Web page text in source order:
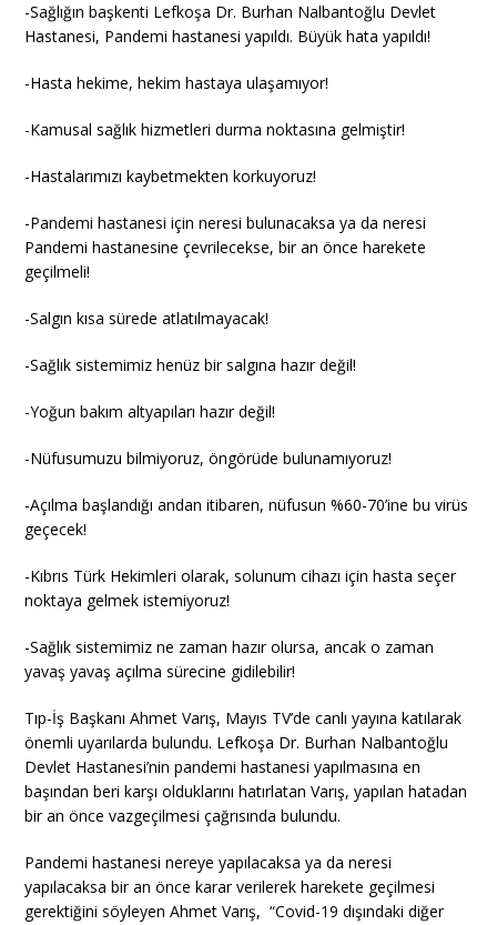
-Sağlığın başkenti Lefkoşa Dr. Burhan Nalbantoğlu Devlet
Hastanesi, Pandemi hastanesi yapıldı. Büyük hata yapıldı!
-Hasta hekime, hekim hastaya ulaşamıyor!
-Kamusal sağlık hizmetleri durma noktasına gelmiştir!
-Hastalarımızı kaybetmekten korkuyoruz!
-Pandemi hastanesi için neresi bulunacaksa ya da neresi
Pandemi hastanesine çevrilecekse, bir an önce harekete
geçilmeli!
-Salgın kısa sürede atlatılmayacak!
-Sağlık sistemimiz henüz bir salgına hazır değil!
-Yoğun bakım altyapıları hazır değil!
-Nüfusumuzu bilmiyoruz, öngörüde bulunamıyoruz!
-Açılma başlandığı andan itibaren, nüfusun %60-70’ine bu virüs
geçecek!
-Kıbrıs Türk Hekimleri olarak, solunum cihazı için hasta seçer
noktaya gelmek istemiyoruz!
-Sağlık sistemimiz ne zaman hazır olursa, ancak o zaman
yavaş yavaş açılma sürecine gidilebilir!
Tıp-İş Başkanı Ahmet Varış, Mayıs TV’de canlı yayına katılarak
önemli uyarılarda bulundu. Lefkoşa Dr. Burhan Nalbantoğlu
Devlet Hastanesi’nin pandemi hastanesi yapılmasına en
başından beri karşı olduklarını hatırlatan Varış, yapılan hatadan
bir an önce vazgeçilmesi çağrısında bulundu.
Pandemi hastanesi nereye yapılacaksa ya da neresi
yapılacaksa bir an önce karar verilerek harekete geçilmesi
gerektiğini söyleyen Ahmet Varış, “Covid-19 dışındaki diğer